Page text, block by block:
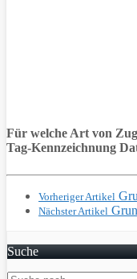
Für welche Art von
Tag-Kennzeichnung
Vorheriger Artikel
Nächster Artikel
Suche